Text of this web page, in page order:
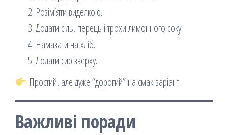
Розім’яти виделкою.
Додати сіль, перець і трохи лимонного соку.
Намазати на хліб.
Додати сир зверху.
Простий, але дуже “дорогий” на смак варіант.
Важливі поради